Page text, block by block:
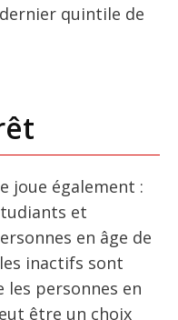
quintile de
joue également :
et
en âge de
inactifs sont
les personnes en
être un choix